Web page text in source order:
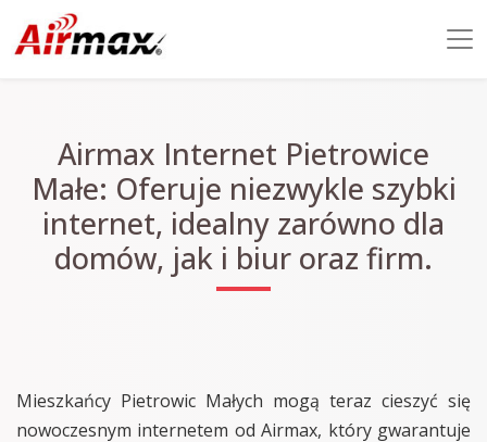
Airmax Internet Pietrowice
Małe: Oferuje niezwykle szybki
internet, idealny zarówno dla
domów, jak i biur oraz firm.
Mieszkańcy Pietrowic Małych mogą teraz cieszyć się
nowoczesnym internetem od Airmax, który gwarantuje